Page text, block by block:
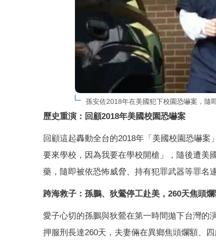
孫安佐2018年在美國犯下校園恐嚇案，隨
歷史重演：回顧2018年美國校園恐嚇案
回顧這起轟動全台的2018年「美國校園恐嚇
要來學校，因為我要在學校開槍」，隨後遭美
藥，隨即被依恐怖威脅、持有犯罪武器等罪名逮
跨海救子：孫鵬、狄鶯停工赴美，260天焦頭
愛子心切的孫鵬與狄鶯在第一時間拋下台灣的
押服刑長達260天，夫妻倆在異鄉焦頭爛額、